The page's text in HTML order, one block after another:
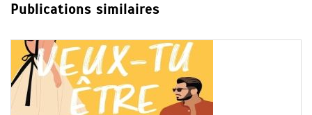
Publications similaires